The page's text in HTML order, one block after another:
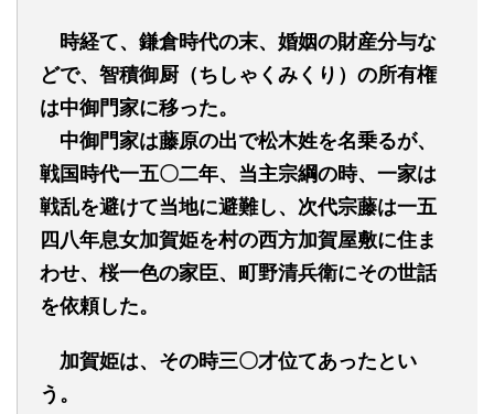
時経て、鎌倉時代の末、婚姻の財産分与な
どで、智積御厨（ちしゃくみくり）の所有権
は中御門家に移った。
中御門家は藤原の出で松木姓を名乗るが、
戦国時代一五〇二年、当主宗綱の時、一家は
戦乱を避けて当地に避難し、次代宗藤は一五
四八年息女加賀姫を村の西方加賀屋敷に住ま
わせ、桜一色の家臣、町野清兵衛にその世話
を依頼した。
加賀姫は、その時三〇才位てあったとい
う。